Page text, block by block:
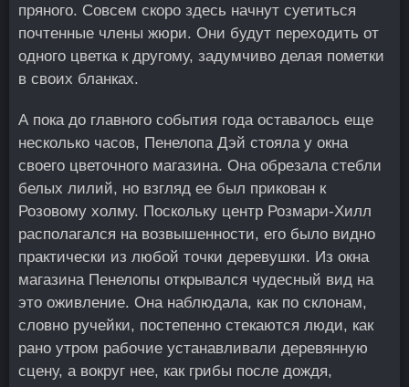
пряного. Совсем скоро здесь начнут суетиться
почтенные члены жюри. Они будут переходить от
одного цветка к другому, задумчиво делая пометки
в своих бланках.
А пока до главного события года оставалось еще
несколько часов, Пенелопа Дэй стояла у окна
своего цветочного магазина. Она обрезала стебли
белых лилий, но взгляд ее был прикован к
Розовому холму. Поскольку центр Розмари-Хилл
располагался на возвышенности, его было видно
практически из любой точки деревушки. Из окна
магазина Пенелопы открывался чудесный вид на
это оживление. Она наблюдала, как по склонам,
словно ручейки, постепенно стекаются люди, как
рано утром рабочие устанавливали деревянную
сцену, а вокруг нее, как грибы после дождя,